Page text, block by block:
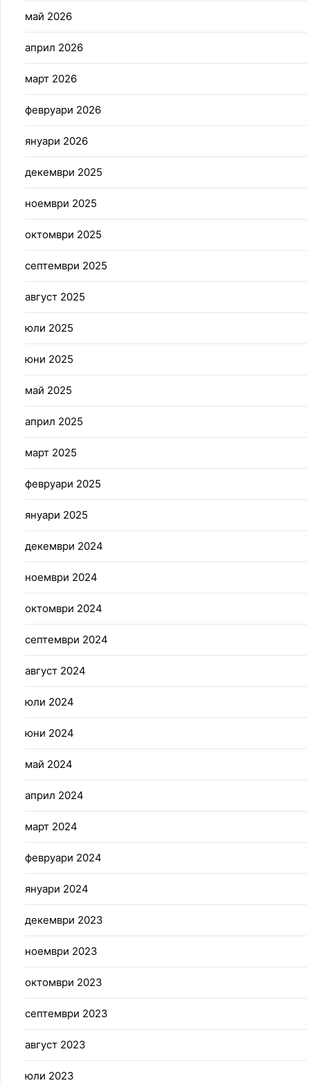
май 2026
април 2026
март 2026
февруари 2026
януари 2026
декември 2025
ноември 2025
октомври 2025
септември 2025
август 2025
юли 2025
юни 2025
май 2025
април 2025
март 2025
февруари 2025
януари 2025
декември 2024
ноември 2024
октомври 2024
септември 2024
август 2024
юли 2024
юни 2024
май 2024
април 2024
март 2024
февруари 2024
януари 2024
декември 2023
ноември 2023
октомври 2023
септември 2023
август 2023
юли 2023